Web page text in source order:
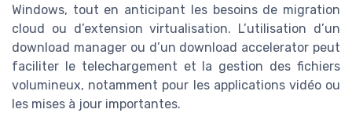
Windows, tout en anticipant les besoins de migration
cloud ou d’extension virtualisation. L’utilisation d’un
download manager ou d’un download accelerator peut
faciliter le telechargement et la gestion des fichiers
volumineux, notamment pour les applications vidéo ou
les mises à jour importantes.